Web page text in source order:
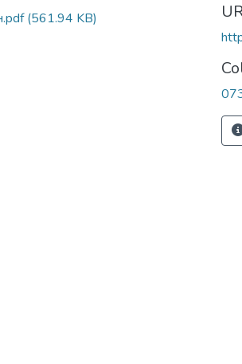
(561.94 KB)